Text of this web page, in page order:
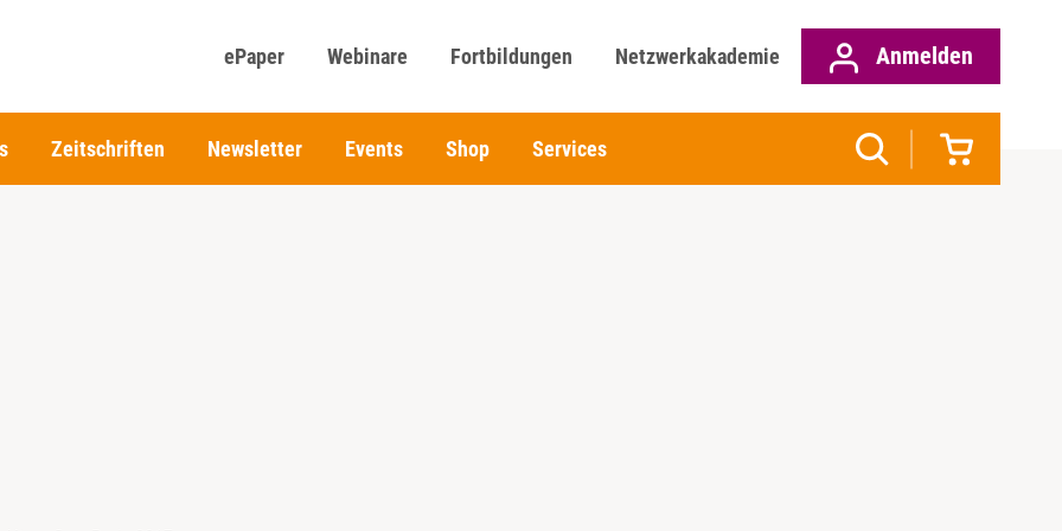
ePaper Webinare Fortbildungen Netzwerkakademie Anmelden
Zeitschriften Newsletter Events Shop Services